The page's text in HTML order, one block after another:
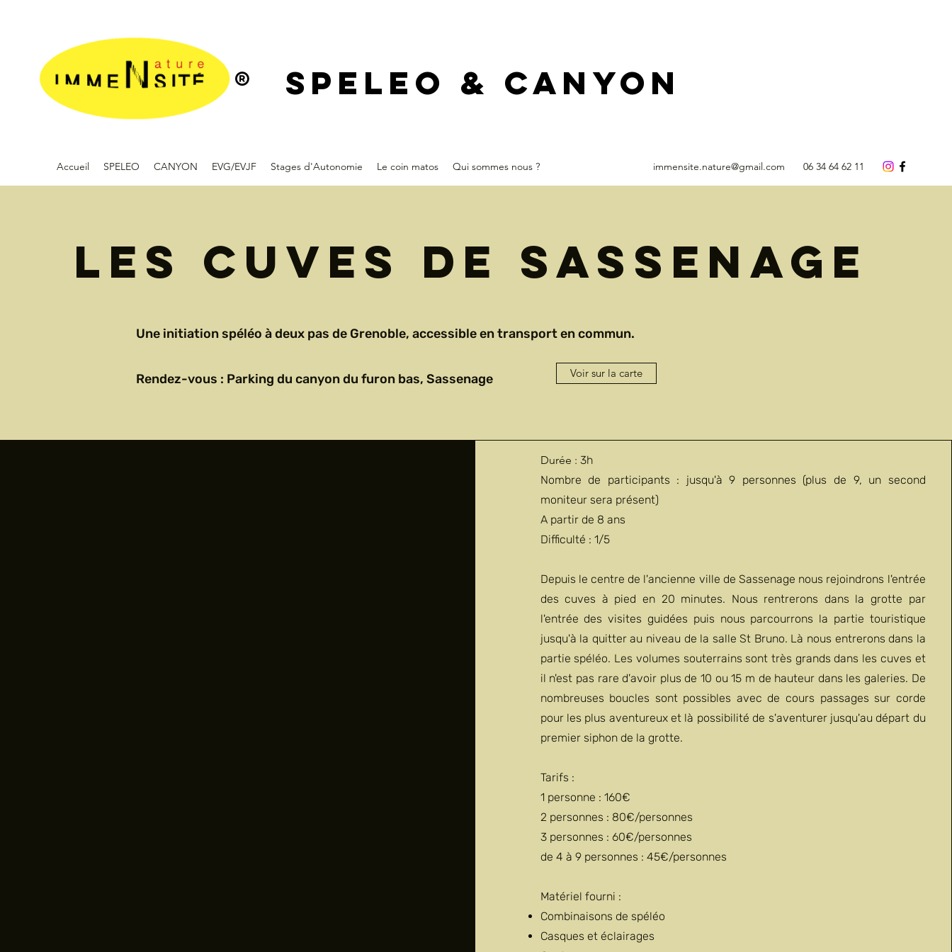
® SPELEO & CANYON
Accueil SPELEO CANYON EVG/EVJF Stages d'Autonomie Le coin matos Qui sommes nous ? immensite.nature@gmail.com 06 34 64 62 11
Les Cuves de Sassenage
Une initiation spéléo à deux pas de Grenoble, accessible en transport en commun.
Rendez-vous : Parking du canyon du furon bas, Sassenage Voir sur la carte
Durée : 3h
Nombre de participants : jusqu'à 9 personnes (plus de 9, un second
moniteur sera présent)
A partir de 8 ans
Difficulté : 1/5
Depuis le centre de l'ancienne ville de Sassenage nous rejoindrons l'entrée
des cuves à pied en 20 minutes. Nous rentrerons dans la grotte par
l'entrée des visites guidées puis nous parcourrons la partie touristique
jusqu'à la quitter au niveau de la salle St Bruno. Là nous entrerons dans la
partie spéléo. Les volumes souterrains sont très grands dans les cuves et
il n'est pas rare d'avoir plus de 10 ou 15 m de hauteur dans les galeries. De
nombreuses boucles sont possibles avec de cours passages sur corde
pour les plus aventureux et là possibilité de s'aventurer jusqu'au départ du
premier siphon de la grotte.
Tarifs :
1 personne : 160€
2 personnes : 80€/personnes
3 personnes : 60€/personnes
de 4 à 9 personnes : 45€/personnes
Matériel fourni :
Combinaisons de spéléo
Casques et éclairages